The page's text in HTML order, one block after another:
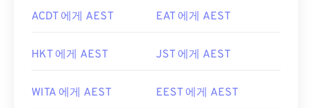
ACDT 에게 AEST EAT 에게 AEST
HKT 에게 AEST JST 에게 AEST
WITA 에게 AEST EEST 에게 AEST